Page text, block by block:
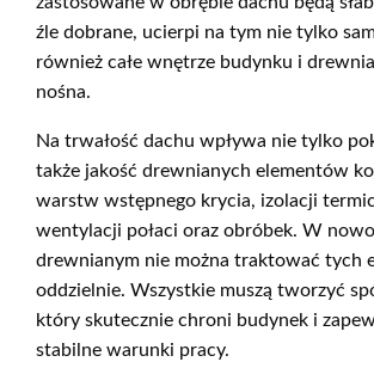
źle dobrane, ucierpi na tym nie tylko
również całe wnętrze budynku i
nośna.
Na trwałość dachu wpływa nie tylko
także jakość drewnianych elementów
warstw wstępnego krycia, izolacji
wentylacji połaci oraz obróbek. W
drewnianym nie można traktować tych
oddzielnie. Wszystkie muszą tworzyć
który skutecznie chroni budynek i
stabilne warunki pracy.